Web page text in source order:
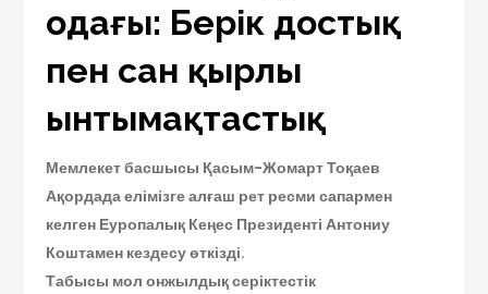
одағы: Берік достық
пен сан қырлы
ынтымақтастық
Мемлекет басшысы Қасым-Жомарт Тоқаев
Ақордада елімізге алғаш рет ресми сапармен
келген Еуропалық Кеңес Прези­­­денті Антониу
Коштамен кездесу өткізді.
Табысы мол онжылдық серіктестік